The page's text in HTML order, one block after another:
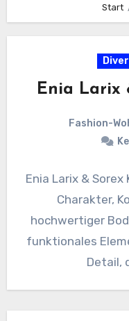
Start
Enia Larix
Fashion-
Enia Larix &
Charakter,
hochwertiger
funktionales
Detail,